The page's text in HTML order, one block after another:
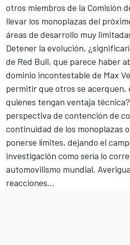
otros miembros de la Comisión
llevar los monoplazas del
áreas de desarrollo muy
Detener la evolución,
de Red Bull, que parece haber
dominio incontestable de Max
permitir que otros se acerquen,
quienes tengan ventaja
perspectiva de contención de
continuidad de los monoplazas
ponerse límites, dejando el
investigación como sería lo
automovilismo mundial.
reacciones...